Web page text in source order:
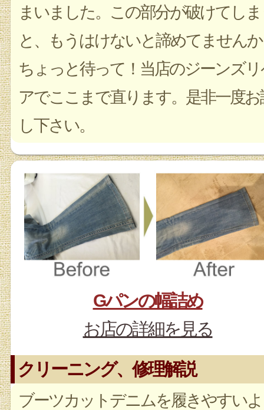
まいました。この部分が破けてし
と、もうはけないと諦めてません
ちょっと待って！当店のジーンズ
アでここまで直ります。是非一度お
し下さい。
Gパンの幅詰め
お店の詳細を見る
クリーニング、修理解説
ブーツカットデニムを履きやすいよ